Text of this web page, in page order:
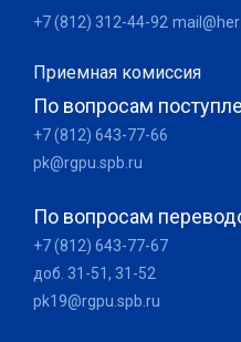
+7 (812) 312-44-92
Приемная комиссия
По вопросам
+7 (812) 643-77-66
pk@rgpu.spb.ru
По вопросам
+7 (812) 643-77-67
доб. 31-51, 31-52
pk19@rgpu.spb.ru